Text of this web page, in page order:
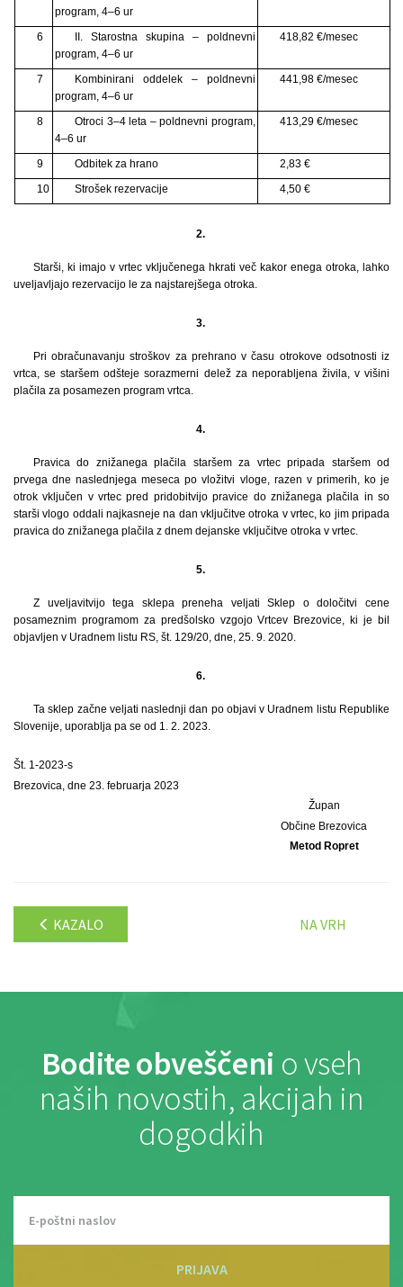
program, 4–6 ur
6
II. Starostna skupina – poldnevni
program, 4–6 ur
418,82 €/mesec
7
Kombinirani oddelek – poldnevni
program, 4–6 ur
441,98 €/mesec
8
Otroci 3–4 leta – poldnevni program,
4–6 ur
413,29 €/mesec
9 Odbitek za hrano
2,83 €
10
Strošek rezervacije 4,50 €
2.
Starši, ki imajo v vrtec vključenega hkrati več kakor enega otroka, lahko
uveljavljajo rezervacijo le za najstarejšega otroka.
3.
Pri obračunavanju stroškov za prehrano v času otrokove odsotnosti iz
vrtca, se staršem odšteje sorazmerni delež za neporabljena živila, v višini
plačila za posamezen program vrtca.
4.
Pravica do znižanega plačila staršem za vrtec pripada staršem od
prvega dne naslednjega meseca po vložitvi vloge, razen v primerih, ko je
otrok vključen v vrtec pred pridobitvijo pravice do znižanega plačila in so
starši vlogo oddali najkasneje na dan vključitve otroka v vrtec, ko jim pripada
pravica do znižanega plačila z dnem dejanske vključitve otroka v vrtec.
5.
Z uveljavitvijo tega sklepa preneha veljati Sklep o določitvi cene
posameznim programom za predšolsko vzgojo Vrtcev Brezovice, ki je bil
objavljen v Uradnem listu RS, št. 129/20, dne, 25. 9. 2020.
6.
Ta sklep začne veljati naslednji dan po objavi v Uradnem listu Republike
Slovenije, uporablja pa se od 1. 2. 2023.
Št. 1-2023-s
Brezovica, dne 23. februarja 2023
Župan
Občine Brezovica
Metod Ropret
KAZALO NA VRH
Bodite obveščeni o vseh
naših novostih, akcijah in
dogodkih
PRIJAVA